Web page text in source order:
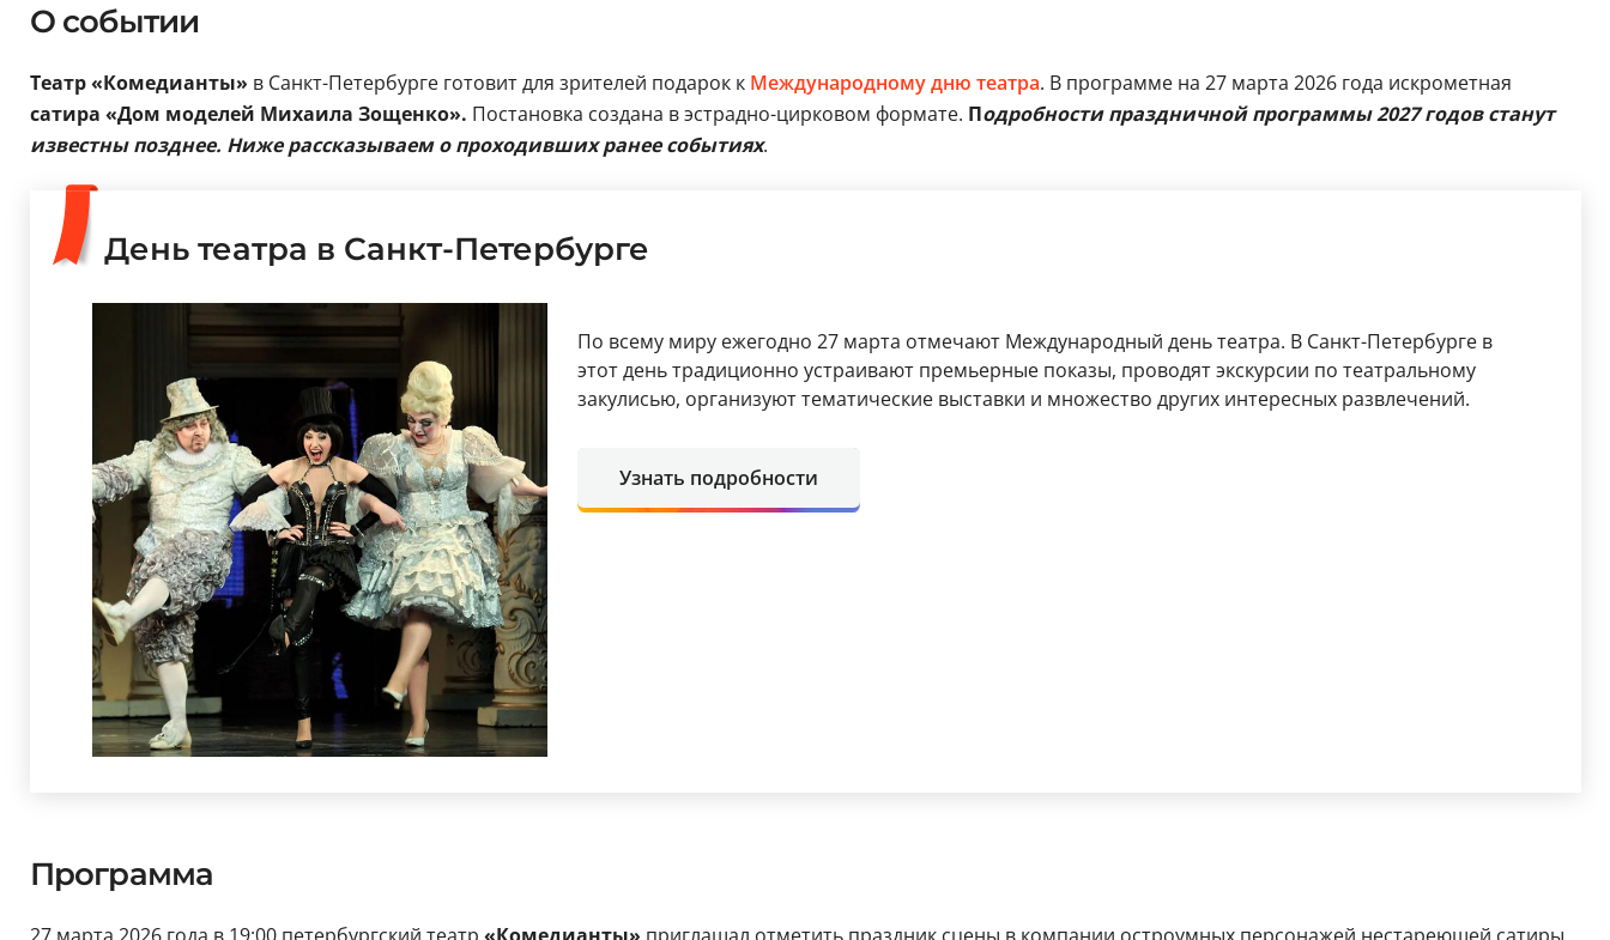
О событии
Театр «Комедианты» в Санкт-Петербурге готовит для зрителей подарок к Международному дню театра. В программе на 27 марта 2026 года искрометная
сатира «Дом моделей Михаила Зощенко». Постановка создана в эстрадно-цирковом формате. Подробности праздничной программы 2027 годов станут
известны позднее. Ниже рассказываем о проходивших ранее событиях.
День театра в Санкт-Петербурге
По всему миру ежегодно 27 марта отмечают Международный день театра. В Санкт-Петербурге в
этот день традиционно устраивают премьерные показы, проводят экскурсии по театральному
закулисью, организуют тематические выставки и множество других интересных развлечений.
Узнать подробности
Программа